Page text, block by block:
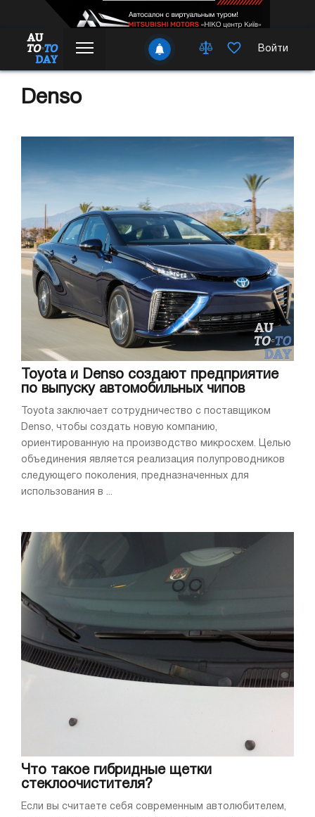
Войти
Denso
Toyota и Denso создают предприятие
по выпуску автомобильных чипов
Toyota заключает сотрудничество с поставщиком
Denso, чтобы создать новую компанию,
ориентированную на производство микросхем. Целью
объединения является реализация полупроводников
следующего поколения, предназначенных для
использования в ...
Что такое гибридные щетки
стеклоочистителя?
Если вы считаете себя современным автолюбителем,